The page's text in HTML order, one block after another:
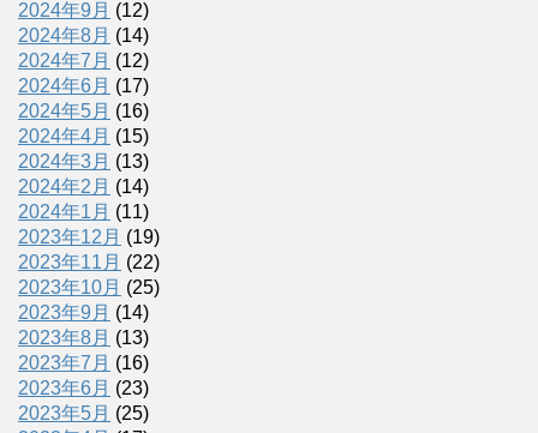
2024年9月 (12)
2024年8月 (14)
2024年7月 (12)
2024年6月 (17)
2024年5月 (16)
2024年4月 (15)
2024年3月 (13)
2024年2月 (14)
2024年1月 (11)
2023年12月 (19)
2023年11月 (22)
2023年10月 (25)
2023年9月 (14)
2023年8月 (13)
2023年7月 (16)
2023年6月 (23)
2023年5月 (25)